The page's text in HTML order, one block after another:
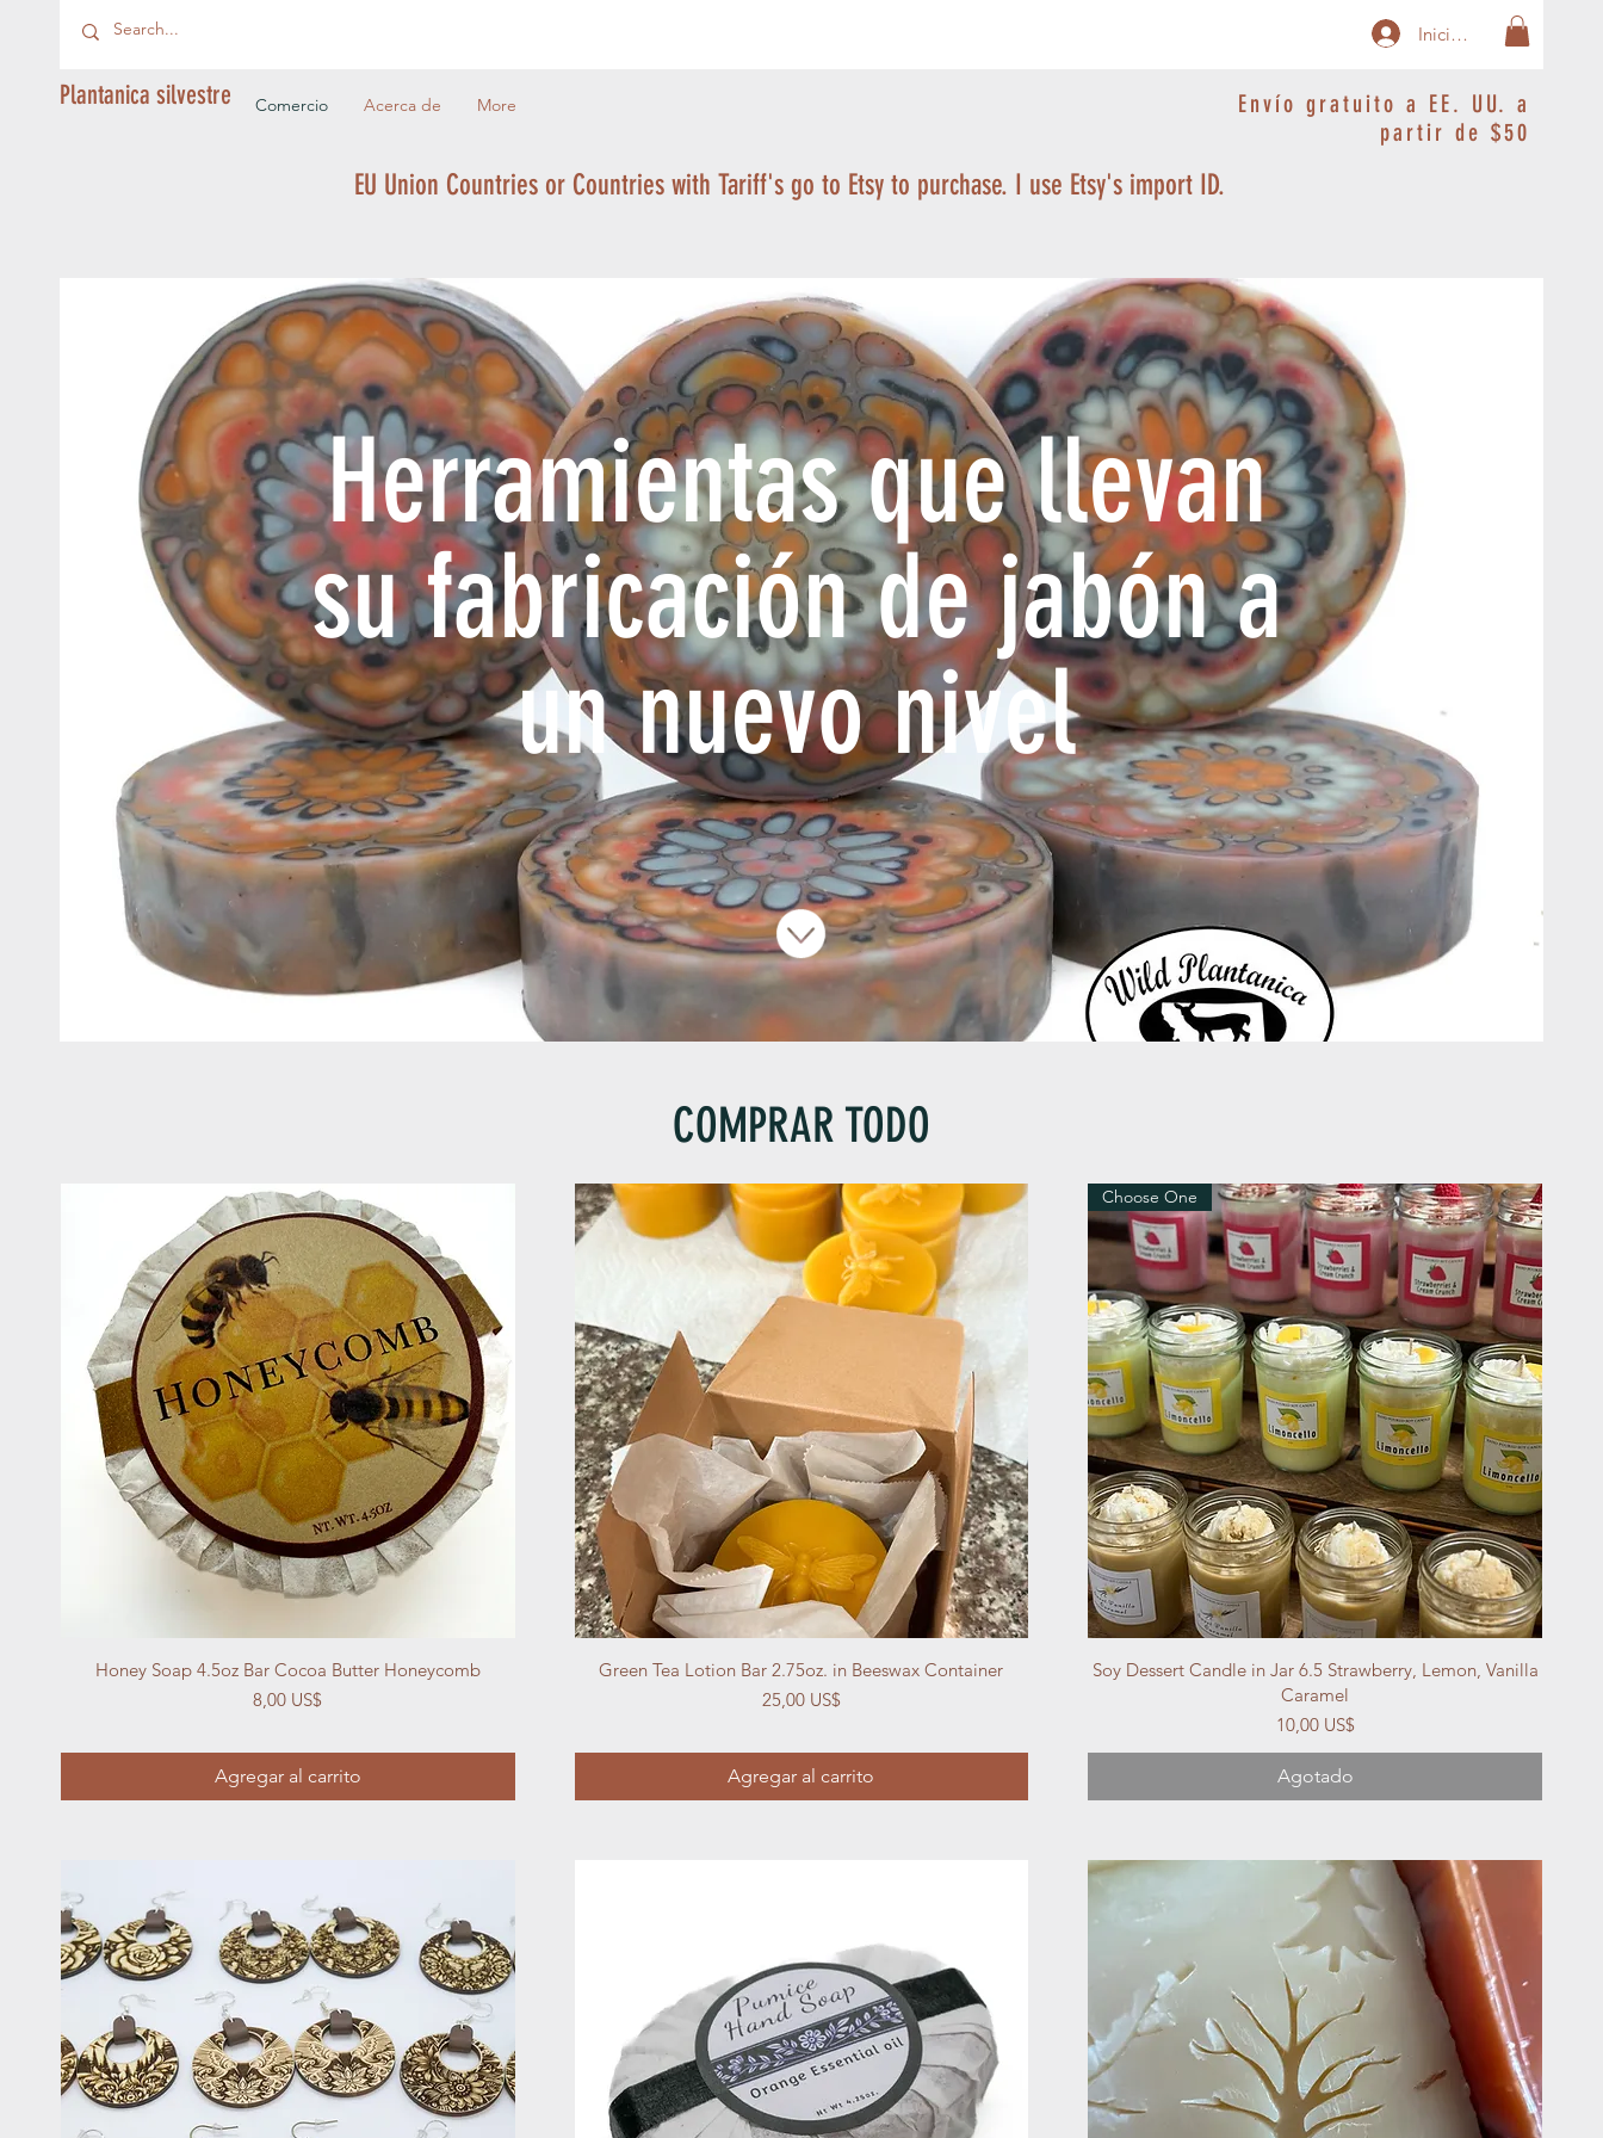
Iniciar sesión
Plantanica silvestre Comercio Acerca de More
Envío gratuito a EE. UU. a
partir de $50
EU Union Countries or Countries with Tariff's go to Etsy to purchase. I use Etsy's import ID.
Herramientas que llevan
su fabricación de jabón a
un nuevo nivel
COMPRAR TODO
Vista rápida
Honey Soap 4.5oz Bar Cocoa Butter Honeycomb
Precio
8,00 US$
Agregar al carrito
Vista rápida
Green Tea Lotion Bar 2.75oz. in Beeswax Container
Precio
25,00 US$
Agregar al carrito
Vista rápida
Choose One
Soy Dessert Candle in Jar 6.5 Strawberry, Lemon, Vanilla
Caramel
Precio
10,00 US$
Agotado